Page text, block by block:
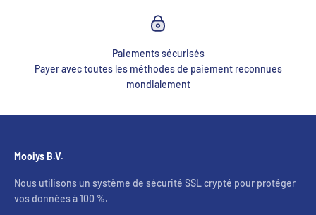
Paiements sécurisés
Payer avec toutes les méthodes de paiement reconnues
mondialement
Mooiys B.V.
Nous utilisons un système de sécurité SSL crypté pour protéger
vos données à 100 %.